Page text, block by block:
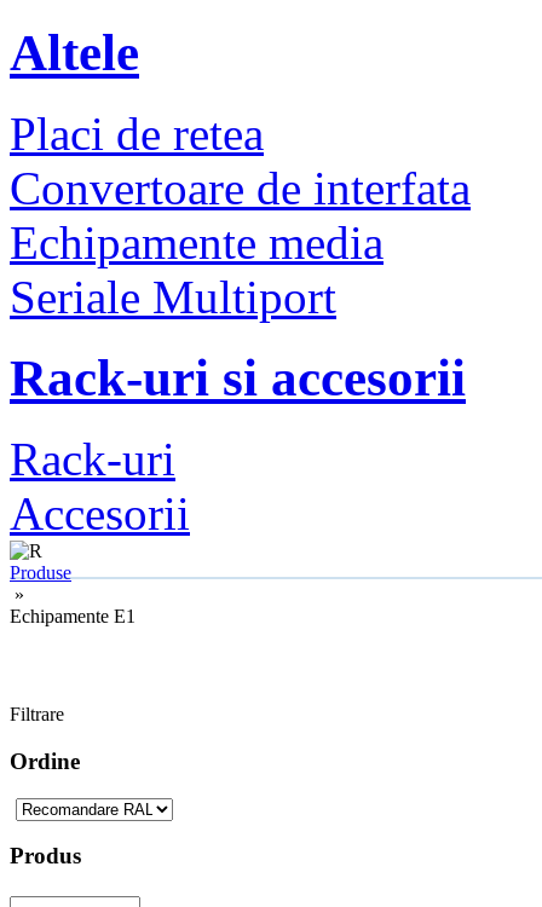
Altele
Placi de retea
Convertoare de interfata
Echipamente media
Seriale Multiport
Rack-uri si accesorii
Rack-uri
Accesorii
Produse
»
Echipamente E1
Filtrare
Ordine
Produs